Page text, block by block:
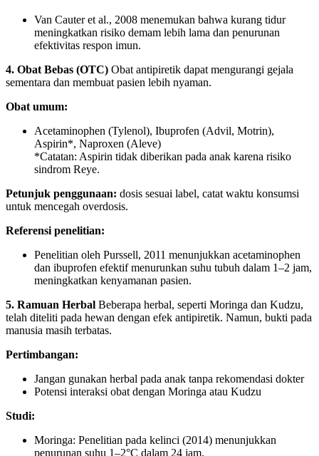
Van Cauter et al., 2008 menemukan bahwa kurang tidur
meningkatkan risiko demam lebih lama dan penurunan
efektivitas respon imun.
4. Obat Bebas (OTC) Obat antipiretik dapat mengurangi gejala
sementara dan membuat pasien lebih nyaman.
Obat umum:
Acetaminophen (Tylenol), Ibuprofen (Advil, Motrin),
Aspirin*, Naproxen (Aleve)
*Catatan: Aspirin tidak diberikan pada anak karena risiko
sindrom Reye.
Petunjuk penggunaan: dosis sesuai label, catat waktu konsumsi
untuk mencegah overdosis.
Referensi penelitian:
Penelitian oleh Purssell, 2011 menunjukkan acetaminophen
dan ibuprofen efektif menurunkan suhu tubuh dalam 1–2 jam,
meningkatkan kenyamanan pasien.
5. Ramuan Herbal Beberapa herbal, seperti Moringa dan Kudzu,
telah diteliti pada hewan dengan efek antipiretik. Namun, bukti pada
manusia masih terbatas.
Pertimbangan:
Jangan gunakan herbal pada anak tanpa rekomendasi dokter
Potensi interaksi obat dengan Moringa atau Kudzu
Studi:
Moringa: Penelitian pada kelinci (2014) menunjukkan
penurunan suhu 1–2°C dalam 24 jam.